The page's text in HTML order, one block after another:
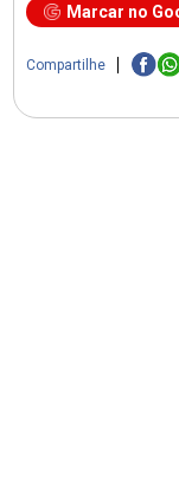
Marcar no
Compartilhe